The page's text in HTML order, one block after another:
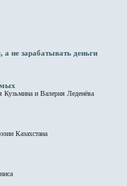
а не зарабатывать деньги
Кузьмина и Валерия Леденёва
Казахстана